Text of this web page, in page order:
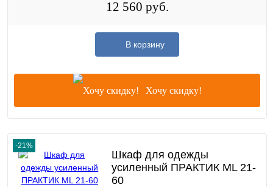
12 560 руб.
В корзину
Хочу скидку!
-21%
Шкаф для одежды
усиленный ПРАКТИК ML 21-
60